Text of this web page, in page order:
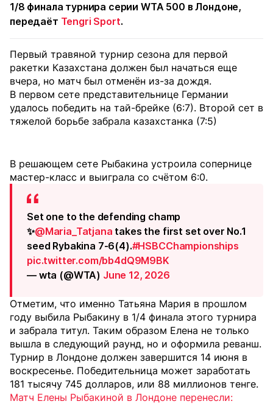
1/8 финала турнира серии WTA 500 в Лондоне,
передаёт Tengri Sport.
Первый травяной турнир сезона для первой
ракетки Казахстана должен был начаться еще
вчера, но матч был отменён из-за дождя.
В первом сете представительнице Германии
удалось победить на тай-брейке (6:7). Второй сет в
тяжелой борьбе забрала казахстанка (7:5)
В решающем сете Рыбакина устроила сопернице
мастер-класс и выиграла со счётом 6:0.
Set one to the defending champ
✨@Maria_Tatjana takes the first set over No.1
seed Rybakina 7-6(4).#HSBCChampionships
pic.twitter.com/bb4dQ9M9BK
— wta (@WTA) June 12, 2026
Отметим, что именно Татьяна Мария в прошлом
году выбила Рыбакину в 1/4 финала этого турнира
и забрала титул. Таким образом Елена не только
вышла в следующий раунд, но и оформила реванш.
Турнир в Лондоне должен завершится 14 июня в
воскресенье. Победительница может заработать
181 тысячу 745 долларов, или 88 миллионов тенге.
Матч Елены Рыбакиной в Лондоне перенесли: